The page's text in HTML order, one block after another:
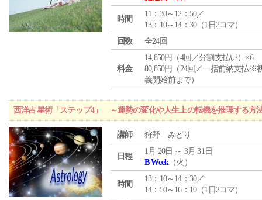
時間
11：30～12：50／
13：10～14：30（1日2コマ）
回数
全24回
料金
14,850円（4回／分割支払い）×6
80,850円（24回／一括前納支払※
義開始前まで）
西洋占星術「ステップ4」 ～運勢の変化や人生上の転機を推理する方
講師 狩野 みどり
日程
1月 20日 ～ 3月 31日
B Week（火）
時間
13：10～14：30／
14：50～16：10（1日2コマ）